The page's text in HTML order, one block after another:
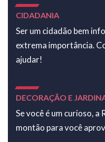
CIDADANIA
Ser um cidadão bem
extrema importância.
ajudar!
DECORAÇÃO E
Se você é um curioso,
montão para você